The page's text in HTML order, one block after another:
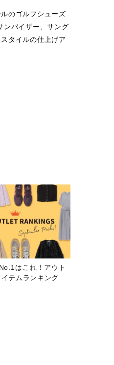
のゴルフシューズ
ンバイザー、サング
タイルの仕上げア
はこれ！アウト
テムランキング